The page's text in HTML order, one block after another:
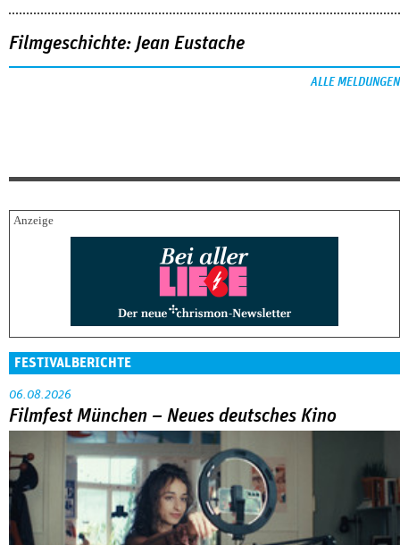
Filmgeschichte: Jean Eustache
ALLE MELDUNGEN
FESTIVALBERICHTE
06.08.2026
Filmfest München – Neues deutsches Kino